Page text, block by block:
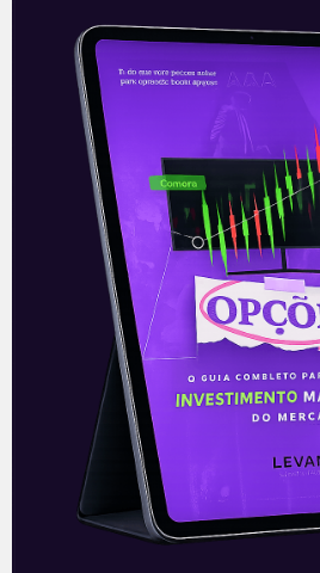
Resultados do
do 2T21
O Twitter (TWTR)
quinta-feira (22) os seus
segundo trimestre de
vieram bons, com
líquida e
Leia mais
23/07/2021